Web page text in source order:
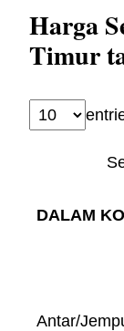
Harga
Timur
DALAM
Antar/